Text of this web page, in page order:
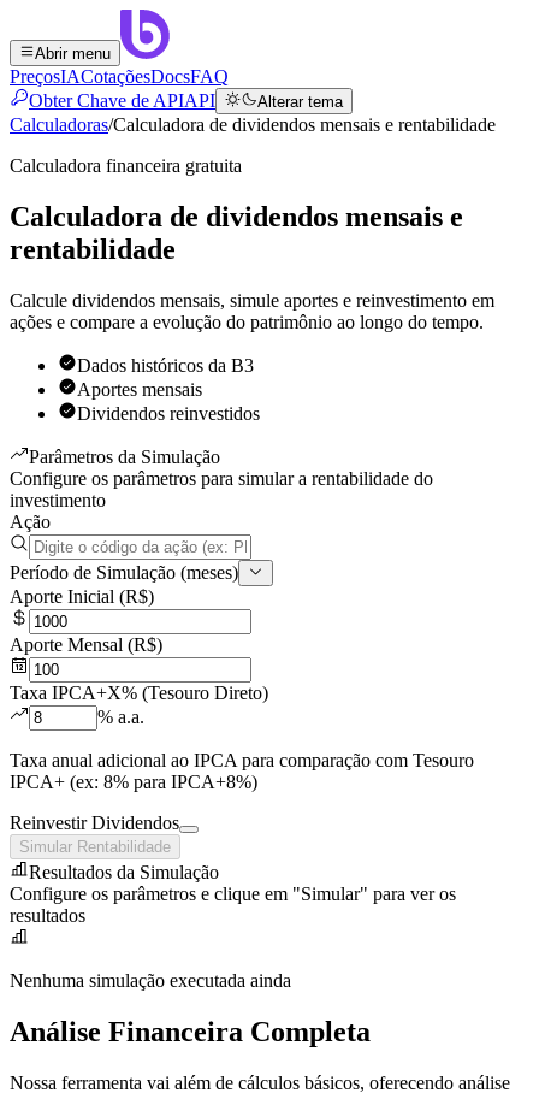
Abrir menu
PreçosIACotaçõesDocsFAQ
Obter Chave de APIAPI Alterar tema
Calculadoras/Calculadora de dividendos mensais e rentabilidade
Calculadora financeira gratuita
Calculadora de dividendos mensais e
rentabilidade
Calcule dividendos mensais, simule aportes e reinvestimento em
ações e compare a evolução do patrimônio ao longo do tempo.
Dados históricos da B3
Aportes mensais
Dividendos reinvestidos
Parâmetros da Simulação
Configure os parâmetros para simular a rentabilidade do
investimento
Ação
Período de Simulação (meses)
Aporte Inicial (R$)
Aporte Mensal (R$)
Taxa IPCA+X% (Tesouro Direto)
% a.a.
Taxa anual adicional ao IPCA para comparação com Tesouro
IPCA+ (ex: 8% para IPCA+8%)
Reinvestir Dividendos
Simular Rentabilidade
Resultados da Simulação
Configure os parâmetros e clique em "Simular" para ver os
resultados
Nenhuma simulação executada ainda
Análise Financeira Completa
Nossa ferramenta vai além de cálculos básicos, oferecendo análise